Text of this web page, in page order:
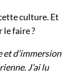
culture. Et
faire ?
et d’immersion
J’ai lu